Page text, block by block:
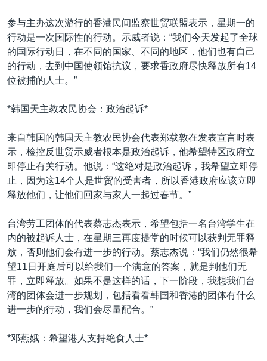
到
非洲
美洲
全球议题
军事
劳工
环境
国会报道
美中关系
美国建国250周年
重要讲话与声明
台海两岸关系
南中国海争端
关注新疆
GEN Z 看美国
VOA今日焦点
中文广播
关注我们
其他语言网站
参与主办这次游行的香港民间监察世贸联盟表示，星期一的
行动是一次国际性的行动。示威者说：“我们今天发起了全球
的国际行动日，在不同的国家、不同的地区，他们也有自己
的行动，去到中国使领馆抗议，要求香政府尽快释放所有14
位被捕的人士。”
*韩国天主教农民协会：政治起诉*
来自韩国的韩国天主教农民协会代表郑载敦在发表宣言时表
示，检控反世贸示威者根本是政治起诉，他希望特区政府立
即停止有关行动。他说：“这绝对是政治起诉，我希望立即停
止，因为这14个人是世贸的受害者，所以香港政府应该立即
释放他们，让他们回家与家人一起过春节。”
台湾劳工团体的代表蔡志杰表示，希望包括一名台湾学生在
内的被起诉人士，在星期三再度提堂的时候可以获判无罪释
放，否则他们会有进一步的行动。蔡志杰说：“我们仍然很希
望11日开庭后可以给我们一个满意的答案，就是判他们无
罪，立即释放。如果不是这样的话，下一阶段，我想我们台
湾的团体会进一步规划，包括看看韩国和香港的团体有什么
进一步的行动，我们会尽量配合。”
*邓燕娥：希望港人支持绝食人士*